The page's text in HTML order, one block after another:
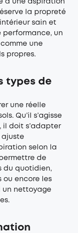
à une aspiration
la propreté
sain et
un
une
propres.
types de
une réelle
Qu’il s’agisse
il doit s’adapter
ajuste
selon la
de
du quotidien,
ou encore les
un nettoyage